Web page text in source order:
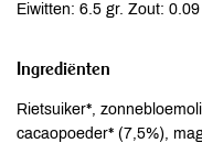
Eiwitten: 6.5 gr. Zout: 0.09
Ingrediënten
Rietsuiker*,
cacaopoeder* (7,5%),